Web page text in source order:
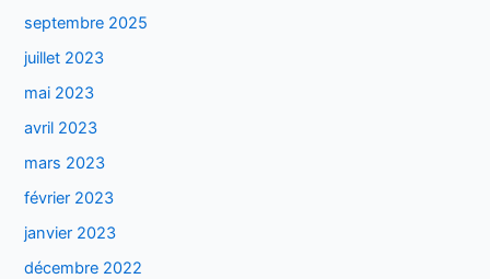
septembre 2025
juillet 2023
mai 2023
avril 2023
mars 2023
février 2023
janvier 2023
décembre 2022